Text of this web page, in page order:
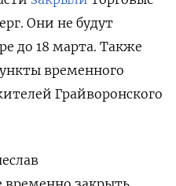
Они не будут
до 18 марта. Также
временного
Грайворонского